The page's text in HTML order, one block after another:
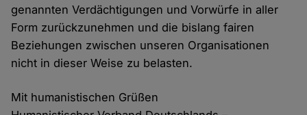
genannten Verdächtigungen und Vorwürfe in aller
Form zurückzunehmen und die bislang fairen
Beziehungen zwischen unseren Organisationen
nicht in dieser Weise zu belasten.
Mit humanistischen Grüßen